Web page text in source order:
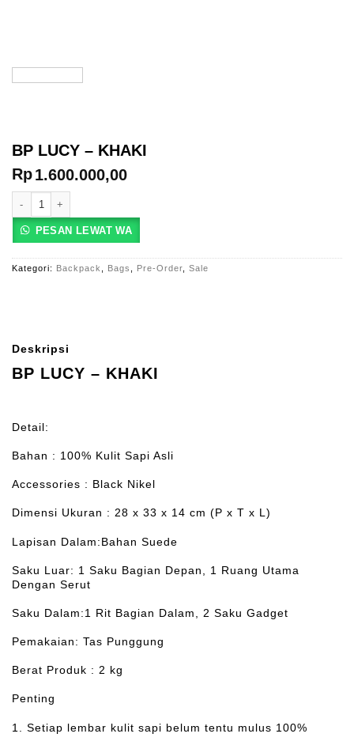
BP LUCY – KHAKI
Rp1.600.000,00
PESAN LEWAT WA
Kategori: Backpack Bags Pre-Order Sale
Deskripsi
BP LUCY – KHAKI
Detail:
Bahan : 100% Kulit Sapi Asli
Accessories : Black Nikel
Dimensi Ukuran : 28 x 33 x 14 cm (P x T x L)
Lapisan Dalam:Bahan Suede
Saku Luar: 1 Saku Bagian Depan, 1 Ruang Utama
Dengan Serut
Saku Dalam:1 Rit Bagian Dalam, 2 Saku Gadget
Pemakaian: Tas Punggung
Berat Produk : 2 kg
Penting
1. Setiap lembar kulit sapi belum tentu mulus 100%